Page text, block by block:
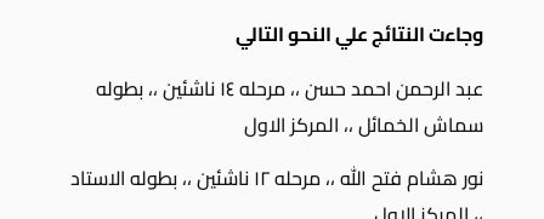
وجاءت النتائج علي النحو التالي
عبد الرحمن احمد حسن ،، مرحله ١٤ ناشئين ،، بطوله
سماش الخمائل ،، المركز الاول
نور هشام فتح الله ،، مرحله ١٢ ناشئين ،، بطوله الاستاد